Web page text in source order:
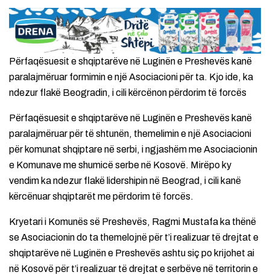
Përfaqësuesit e shqiptarëve në Luginën e Preshevës kanë
paralajmëruar formimin e një Asociacioni për ta. Kjo ide, ka
ndezur flakë Beogradin, i cili kërcënon përdorim të forcës
Përfaqësuesit e shqiptarëve në Luginën e Preshevës kanë
paralajmëruar për të shtunën, themelimin e një Asociacioni
për komunat shqiptare në serbi, i ngjashëm me Asociacionin
e Komunave me shumicë serbe në Kosovë. Mirëpo ky
vendim ka ndezur flakë lidershipin në Beograd, i cili kanë
kërcënuar shqiptarët me përdorim të forcës.
Kryetari i Komunës së Preshevës, Ragmi Mustafa ka thënë
se Asociacionin do ta themelojnë për t’i realizuar të drejtat e
shqiptarëve në Luginën e Preshevës ashtu siç po krijohet ai
në Kosovë për t’i realizuar të drejtat e serbëve në territorin e